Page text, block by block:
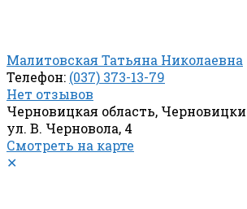
Малитовская Татьяна Николаевна
Телефон: (037) 373-13-79
Нет отзывов
Черновицкая область,
ул. В. Черновола, 4
Смотреть на карте
✕